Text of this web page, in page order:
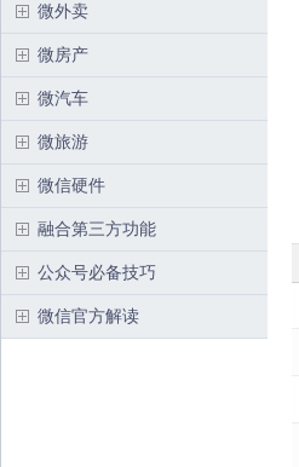
微外卖
微房产
微汽车
微旅游
微信硬件
融合第三方功能
公众号必备技巧
微信官方解读